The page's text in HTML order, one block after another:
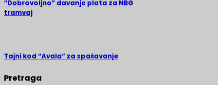
“Dobrovoljno” davanje plata za NBG
tramvaj
Tajni kod “Avala” za spašavanje
Pretraga